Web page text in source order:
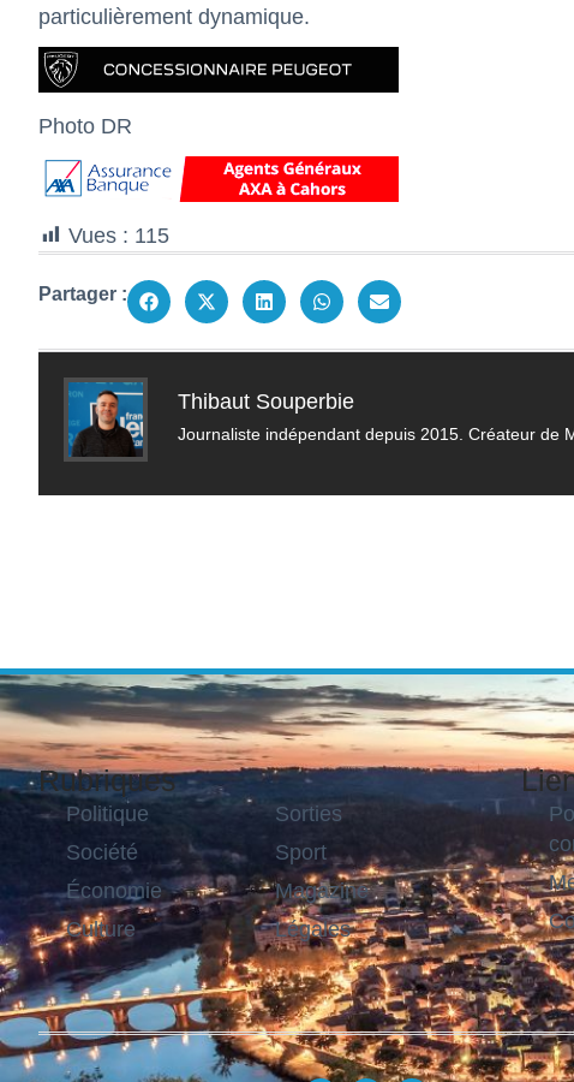
particulièrement dynamique.
Photo DR
Vues : 115
Partager :
Thibaut Souperbie
Journaliste indépendant depuis 2015. Créateur de
Rubriques
Politique
Société
Économie
Culture
Sorties
Sport
Magazine
Légales